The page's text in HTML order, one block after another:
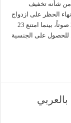
من شأنه تخفيف
الحظر على ازدواج
الجنسية ، وكانت الموافقة بأغلبية 382 صوتاً مقابل 234 صوتاً، بينما امتنع 23
للحصول على الجنسية